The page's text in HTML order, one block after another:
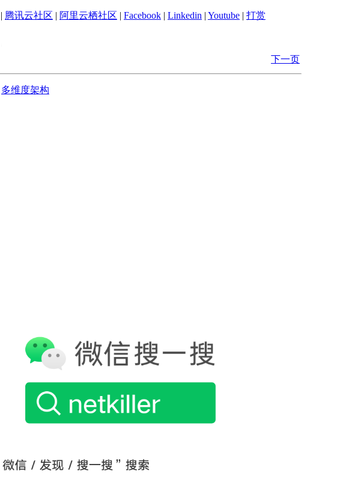
| 腾讯云社区 | 阿里云栖社区 | Facebook | Linkedin | Youtube | 打赏
下一页
多维度架构